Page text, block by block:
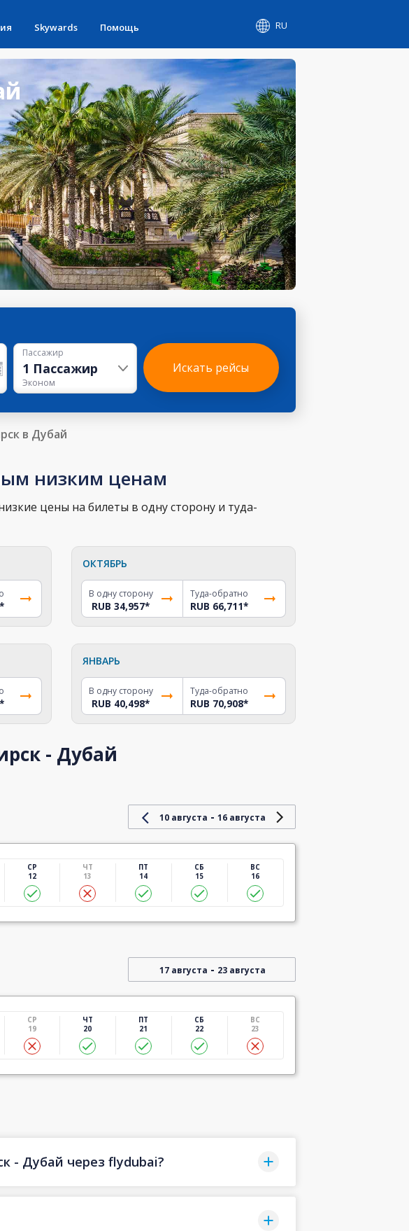
Skywards Помощь RU
Пассажир
1 Пассажир
Эконом
Искать рейсы
в Дубай
низким ценам
цены на билеты в одну сторону и туда-
*
ОКТЯБРЬ
В одну сторону
RUB 34,957*
Туда-обратно
RUB 66,711*
ЯНВАРЬ
В одну сторону
RUB 40,498*
Туда-обратно
RUB 70,908*
- Дубай
10 августа - 16 августа
СР
12
ЧТ
13
ПТ
14
СБ
15
ВС
16
17 августа - 23 августа
СР
19
ЧТ
20
ПТ
21
СБ
22
ВС
23
- Дубай через flydubai?